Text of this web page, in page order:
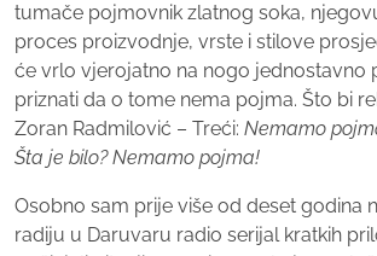
tumače pojmovnik zlatnog soka,
proces proizvodnje, vrste i stilove
će vrlo vjerojatno na nogo jednostavno
priznati da o tome nema pojma. Što bi
Zoran Radmilović – Treći: Nemamo
Šta je bilo? Nemamo pojma!
Osobno sam prije više od deset godina
radiju u Daruvaru radio serijal kratkih